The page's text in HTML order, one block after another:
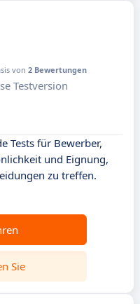
von 2 Bewertungen
Testversion
Tests für Bewerber,
und Eignung,
zu treffen.
Sie